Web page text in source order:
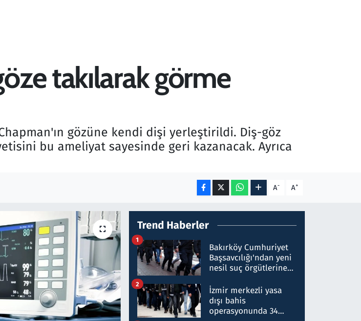
takılarak görme
gözüne kendi dişi yerleştirildi. Diş-göz
bu ameliyat sayesinde geri kazanacak. Ayrıca
A- A+
Trend Haberler
Bakırköy Cumhuriyet
Başsavcılığı'ndan yeni
nesil suç örgütlerine
hakkında gözaltı kararı
1
İzmir merkezli yasa
dışı bahis
operasyonunda 34
2